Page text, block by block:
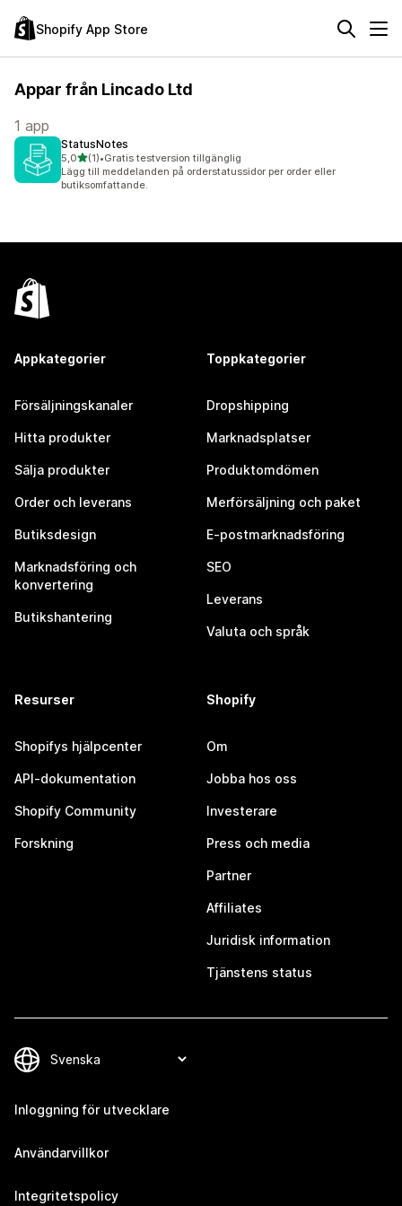
Shopify App Store
Appar från Lincado Ltd
1 app
StatusNotes
5,0av 5 stjärnor
(1)
1 recensioner totalt
•Gratis testversion tillgänglig
Lägg till meddelanden på orderstatussidor per order eller
butiksomfattande.
Appkategorier
Försäljningskanaler
Hitta produkter
Sälja produkter
Order och leverans
Butiksdesign
Marknadsföring och
konvertering
Butikshantering
Toppkategorier
Dropshipping
Marknadsplatser
Produktomdömen
Merförsäljning och paket
E-postmarknadsföring
SEO
Leverans
Valuta och språk
Resurser
Shopifys hjälpcenter
API-dokumentation
Shopify Community
Forskning
Shopify
Om
Jobba hos oss
Investerare
Press och media
Partner
Affiliates
Juridisk information
Tjänstens status
Inloggning för utvecklare
Användarvillkor
Integritetspolicy